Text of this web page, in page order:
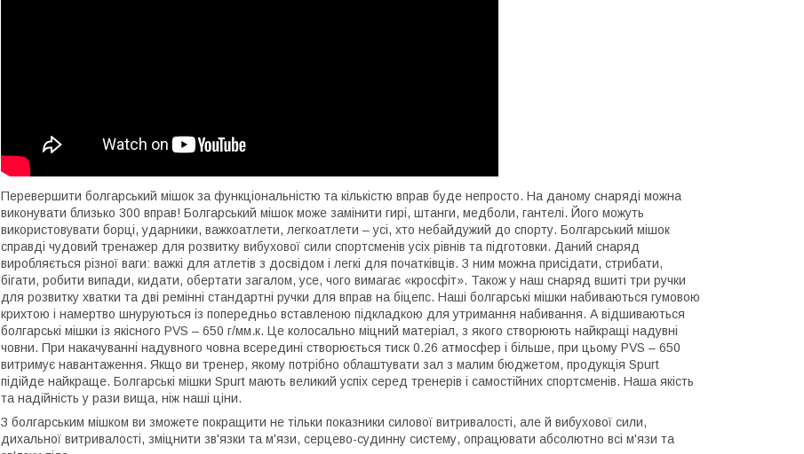
Перевершити болгарський мішок за функціональністю та кількістю вправ буде непросто. На даному снаряді можна
виконувати близько 300 вправ! Болгарський мішок може замінити гирі, штанги, медболи, гантелі. Його можуть
використовувати борці, ударники, важкоатлети, легкоатлети – усі, хто небайдужий до спорту. Болгарський мішок
справді чудовий тренажер для розвитку вибухової сили спортсменів усіх рівнів та підготовки. Даний снаряд
виробляється різної ваги: ​​важкі для атлетів з досвідом і легкі для початківців. З ним можна присідати, стрибати,
бігати, робити випади, кидати, обертати загалом, усе, чого вимагає «кросфіт». Також у наш снаряд вшиті три ручки
для розвитку хватки та дві ремінні стандартні ручки для вправ на біцепс. Наші болгарські мішки набиваються гумовою
крихтою і намертво шнуруються із попередньо вставленою підкладкою для утримання набивання. А відшиваються
болгарські мішки із якісного PVS – 650 г/мм.к. Це колосально міцний матеріал, з якого створюють найкращі надувні
човни. При накачуванні надувного човна всередині створюється тиск 0.26 атмосфер і більше, при цьому PVS – 650
витримує навантаження. Якщо ви тренер, якому потрібно облаштувати зал з малим бюджетом, продукція Spurt
підійде найкраще. Болгарські мішки Spurt мають великий успіх серед тренерів і самостійних спортсменів. Наша якість
та надійність у рази вища, ніж наші ціни.
З болгарським мішком ви зможете покращити не тільки показники силової витривалості, але й вибухової сили,
дихальної витривалості, зміцнити зв'язки та м'язи, серцево-судинну систему, опрацювати абсолютно всі м'язи та